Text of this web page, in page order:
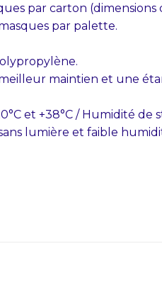
par carton
par palette.
maintien et une
et +38°C / Humidité de
lumière et faible